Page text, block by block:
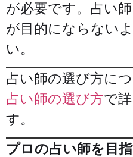
が必要です。占い
が目的にならない
い。
占い師の選び方に
占い師の選び方で
す。
プロの占い師を目指